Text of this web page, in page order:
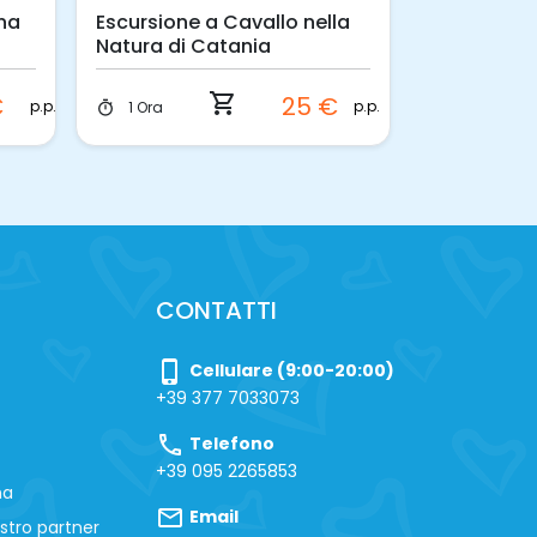
p.p.
Escursione a Cavallo nella
Natura di Catania
timer 1 Ora shopping_cart 25 € p.p.
partner
CONTATTI
phone_iphone
Cellulare (9:00-20:00)
+39 377 7033073
call Telefono
+39 095 2265853
mail Email